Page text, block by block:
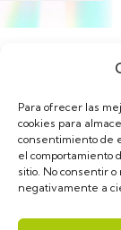
Para ofrecer las
cookies para
consentimiento de
el comportamiento
sitio. No consentir
negativamente a